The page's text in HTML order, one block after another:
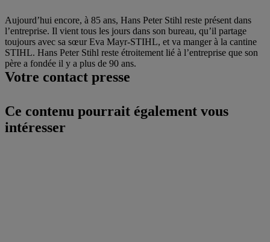
Aujourd’hui encore, à 85 ans, Hans Peter Stihl reste présent dans
l’entreprise. Il vient tous les jours dans son bureau, qu’il partage
toujours avec sa sœur Eva Mayr-STIHL, et va manger à la cantine
STIHL. Hans Peter Stihl reste étroitement lié à l’entreprise que son
père a fondée il y a plus de 90 ans.
Votre contact presse
Ce contenu pourrait également vous
intéresser